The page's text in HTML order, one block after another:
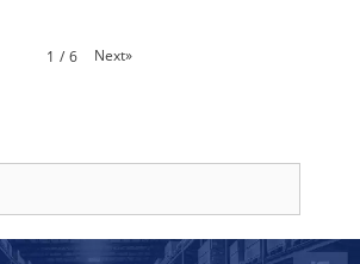
1 / 6 Next»